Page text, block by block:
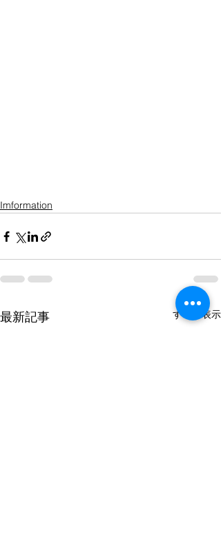
Imformation
最新記事 すべて表示